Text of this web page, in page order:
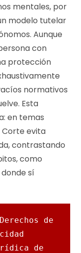
mentales, por
modelo tutelar
Aunque
con
protección
normativos
Esta
en temas
Corte evita
contrastando
como
sí
de
de